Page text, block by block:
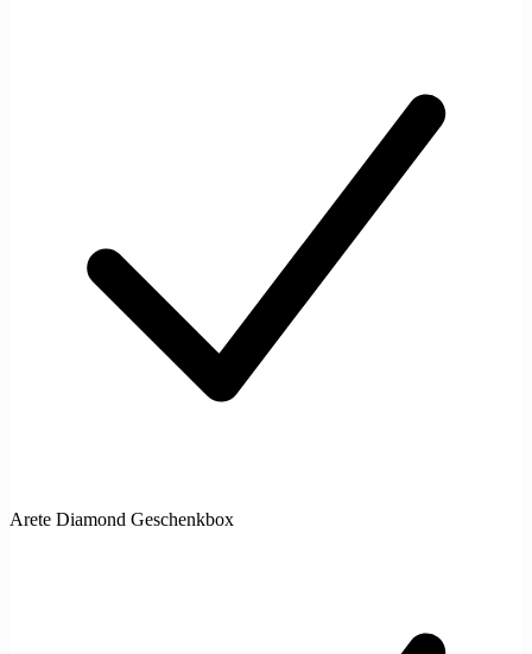
Arete Diamond Geschenkbox